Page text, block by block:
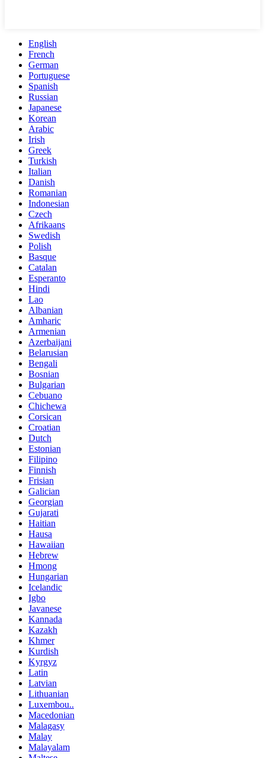
English
French
German
Portuguese
Spanish
Russian
Japanese
Korean
Arabic
Irish
Greek
Turkish
Italian
Danish
Romanian
Indonesian
Czech
Afrikaans
Swedish
Polish
Basque
Catalan
Esperanto
Hindi
Lao
Albanian
Amharic
Armenian
Azerbaijani
Belarusian
Bengali
Bosnian
Bulgarian
Cebuano
Chichewa
Corsican
Croatian
Dutch
Estonian
Filipino
Finnish
Frisian
Galician
Georgian
Gujarati
Haitian
Hausa
Hawaiian
Hebrew
Hmong
Hungarian
Icelandic
Igbo
Javanese
Kannada
Kazakh
Khmer
Kurdish
Kyrgyz
Latin
Latvian
Lithuanian
Luxembou..
Macedonian
Malagasy
Malay
Malayalam